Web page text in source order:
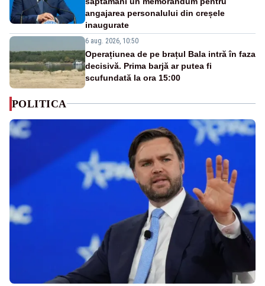
angajarea personalului din creșele
inaugurate
6 aug. 2026, 10:50
Operațiunea de pe brațul Bala intră în faza
decisivă. Prima barjă ar putea fi
scufundată la ora 15:00
POLITICA